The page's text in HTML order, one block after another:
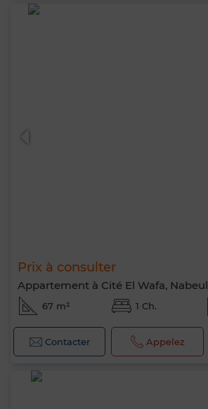
Prix à consulter
Appartement à Cité El Wafa, Nabeul
67 m² 1 Ch.
Contacter Appelez